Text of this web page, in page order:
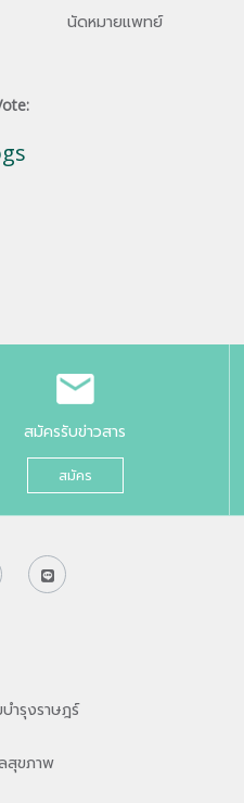
นัดหมายแพทย์
สมัครรับข่าวสาร
สมัคร
ำรุงราษฎร์
สุขภาพ